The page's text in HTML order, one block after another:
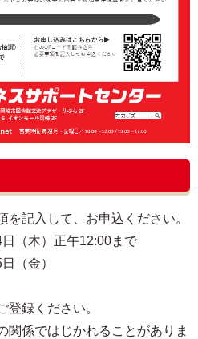
を記入して、お申込ください。
（木）正午12:00まで
（金）
録ください。
関係ではじかれることがありま